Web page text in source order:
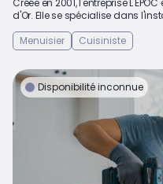
Créée en 2001, l'entreprise
d'Or. Elle se spécialise dans
Menuisier
Cuisiniste
Disponibilité inconnue